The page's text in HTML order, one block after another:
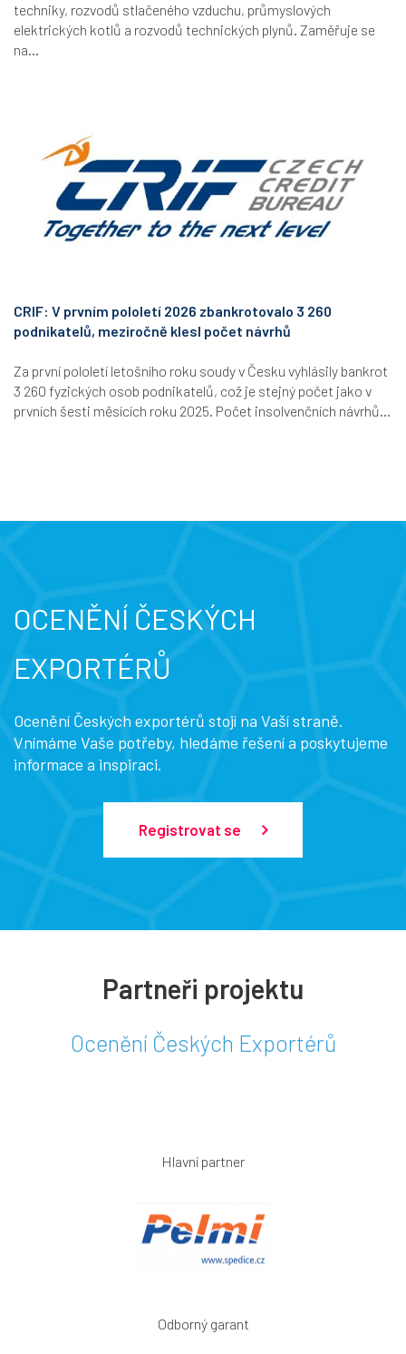
techniky, rozvodů stlačeného vzduchu, průmyslových
elektrických kotlů a rozvodů technických plynů. Zaměřuje se
na...
CRIF: V prvním pololetí 2026 zbankrotovalo 3 260
podnikatelů, meziročně klesl počet návrhů
Za první pololetí letošního roku soudy v Česku vyhlásily bankrot
3 260 fyzických osob podnikatelů, což je stejný počet jako v
prvních šesti měsících roku 2025. Počet insolvenčních návrhů...
OCENĚNÍ ČESKÝCH
EXPORTÉRŮ
Ocenění Českých exportérů stojí na Vaší straně.
Vnímáme Vaše potřeby, hledáme řešení a poskytujeme
informace a inspiraci.
Registrovat se
Partneři projektu
Ocenění Českých Exportérů
Hlavní partner
Odborný garant